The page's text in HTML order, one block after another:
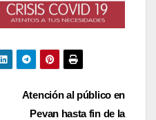
Atención al público en
Pevan hasta fin de la